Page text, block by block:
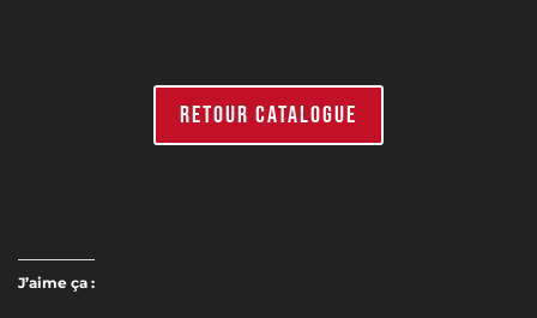
RETOUR CATALOGUE
J’aime ça :